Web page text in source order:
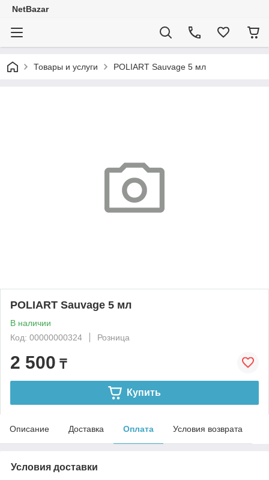
NetBazar
Товары и услуги POLIART Sauvage 5 мл
POLIART Sauvage 5 мл
В наличии
Код: 00000000324
Розница
2 500 ₸
Купить
Описание Доставка Оплата Условия возврата
Условия доставки